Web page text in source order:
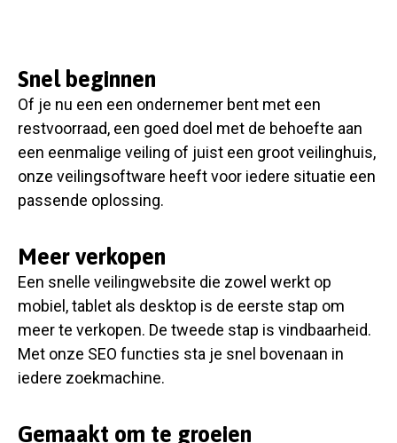
Snel beginnen
Of je nu een een ondernemer bent met een
restvoorraad, een goed doel met de behoefte aan
een eenmalige veiling of juist een groot veilinghuis,
onze veilingsoftware heeft voor iedere situatie een
passende oplossing.
Meer verkopen
Een snelle veilingwebsite die zowel werkt op
mobiel, tablet als desktop is de eerste stap om
meer te verkopen. De tweede stap is vindbaarheid.
Met onze SEO functies sta je snel bovenaan in
iedere zoekmachine.
Gemaakt om te groeien